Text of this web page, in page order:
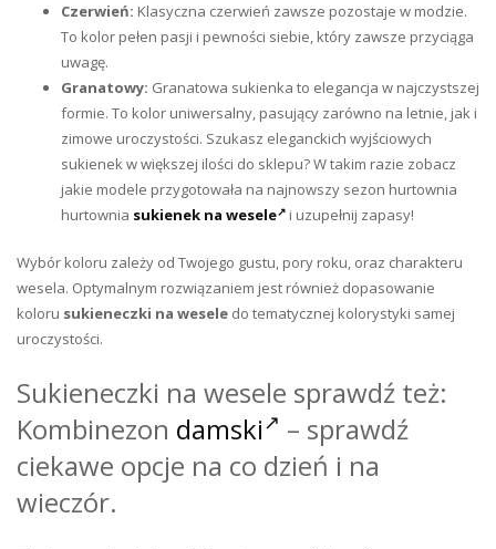
Czerwień: Klasyczna czerwień zawsze pozostaje w modzie.
To kolor pełen pasji i pewności siebie, który zawsze przyciąga
uwagę.
Granatowy: Granatowa sukienka to elegancja w najczystszej
formie. To kolor uniwersalny, pasujący zarówno na letnie, jak i
zimowe uroczystości. Szukasz eleganckich wyjściowych
sukienek w większej ilości do sklepu? W takim razie zobacz
jakie modele przygotowała na najnowszy sezon hurtownia
hurtownia sukienek na wesele i uzupełnij zapasy!
Wybór koloru zależy od Twojego gustu, pory roku, oraz charakteru
wesela. Optymalnym rozwiązaniem jest również dopasowanie
koloru sukieneczki na wesele do tematycznej kolorystyki samej
uroczystości.
Sukieneczki na wesele sprawdź też:
Kombinezon damski
– sprawdź
ciekawe opcje na co dzień i na
wieczór.